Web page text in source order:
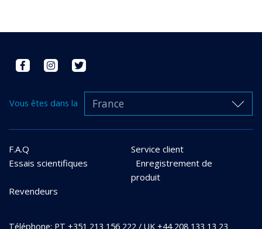
Vous êtes dans la France
F.A.Q
Service client
Essais scientifiques
Enregistrement de
produit
Revendeurs
Téléphone: PT +351 213 156 222 / UK +44 208 133 13 23